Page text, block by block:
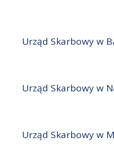
Urząd Skarbowy w
Urząd Skarbowy w
Urząd Skarbowy w